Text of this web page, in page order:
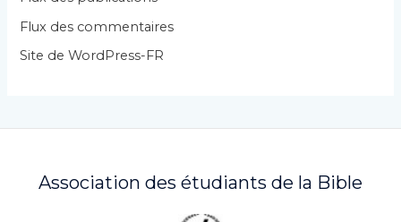
e
Flux des commentaires
Site de WordPress-FR
Association des étudiants de la Bible